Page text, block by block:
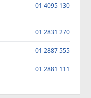
01 4095 130
01 2831 270
01 2887 555
01 2881 111